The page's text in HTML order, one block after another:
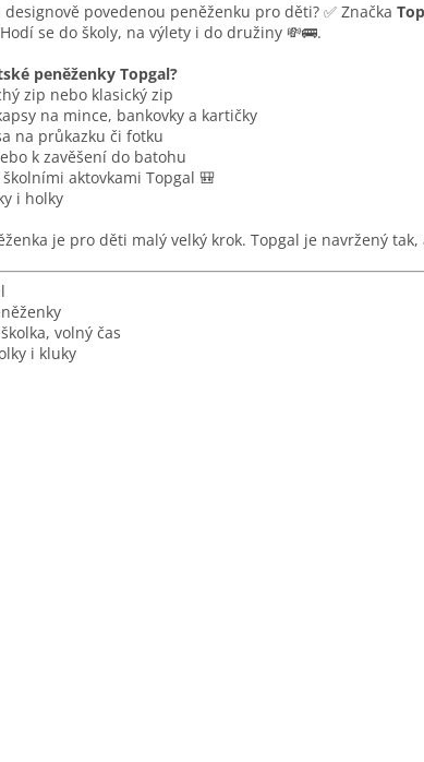
d
p
i
povedenou peněženku pro děti? ✅ Značka
se do školy, na výlety i do družiny 💸🚌.
peněženky Topgal?
zip nebo klasický zip
na mince, bankovky a kartičky
na průkazku či fotku
k zavěšení do batohu
aktovkami Topgal 🎒
i holky
je pro děti malý velký krok. Topgal je navržený
volný čas
i kluky